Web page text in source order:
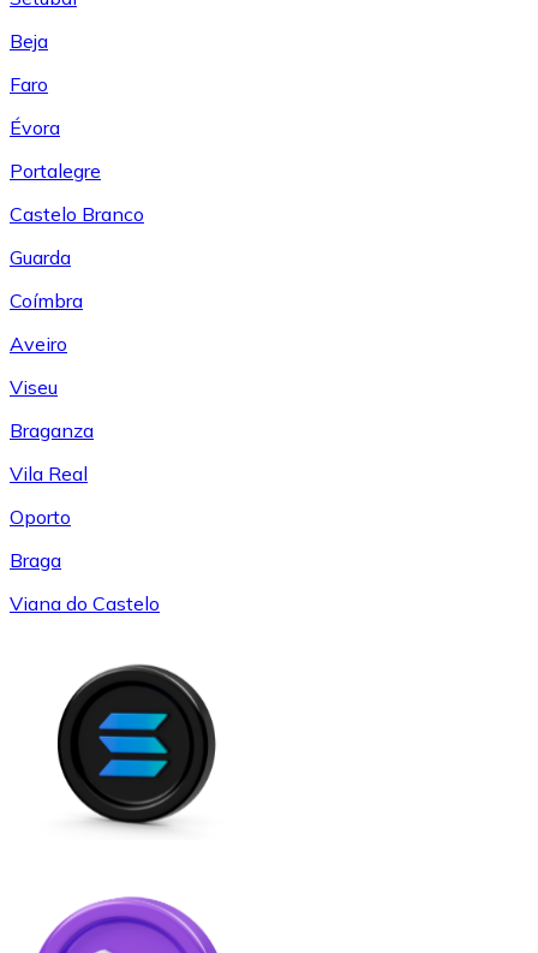
Beja
Faro
Évora
Portalegre
Castelo Branco
Guarda
Coímbra
Aveiro
Viseu
Braganza
Vila Real
Oporto
Braga
Viana do Castelo